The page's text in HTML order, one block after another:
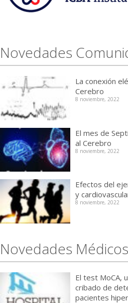
Novedades
La conexión
Cerebro
8 noviembre, 2022
El mes de
al Cerebro
8 noviembre, 2022
Efectos del
y
8 noviembre, 2022
Novedades Médicos
El test MoCA,
cribado de
pacientes